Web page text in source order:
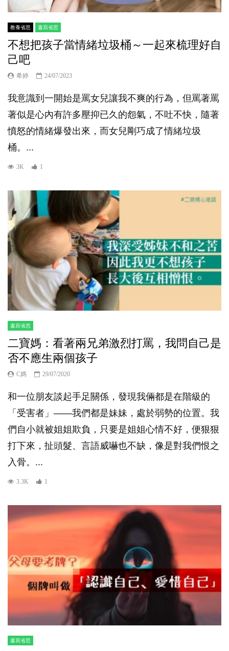
教養省思 書寫省思
不想把孩子當情緒垃圾桶～一起來梳理好自
己吧
希婷 24/07/2023
我意識到一開始是罵女兒讓我不爽的行為，但罵著罵
著似是心內有許多壓抑已久的怨氣，不吐不快，隨著
憤怒的情緒爆發出來，而女兒剛巧成了情緒垃圾
桶。...
3K 1
書寫省思
二寶媽：看著兩兄弟激烈打罵，我問自己是
否不應生兩個孩子
C媽 29/07/2020
和一位朋友談起手足關係，發現我倆都是在階級的
「受害者」——我們都是妹妹，處於弱勢的位置。我
們自小就被姐姐欺負，只要是姐姐心情不好，便狠狠
打下來，扯頭髮、言語威嚇也不缺，像是對我們恨之
入骨。...
3.3K 1
書寫省思